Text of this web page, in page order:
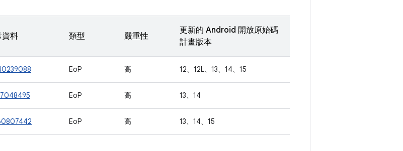
資料 類型 嚴重性
更新的 Android 開放原始碼
計畫版本
EoP 高 12、12L、13、14、15
EoP 高 13、14
EoP 高 13、14、15